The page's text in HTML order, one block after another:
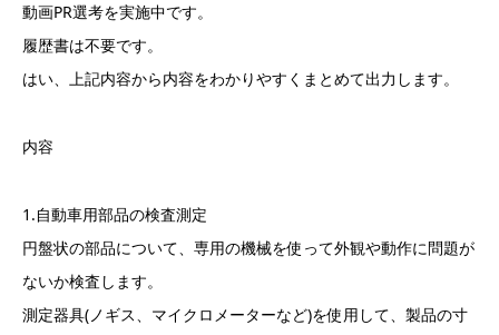
動画PR選考を実施中です。
履歴書は不要です。
はい、上記内容から内容をわかりやすくまとめて出力します。
内容
1.自動車用部品の検査測定
円盤状の部品について、専用の機械を使って外観や動作に問題が
ないか検査します。
測定器具(ノギス、マイクロメーターなど)を使用して、製品の寸